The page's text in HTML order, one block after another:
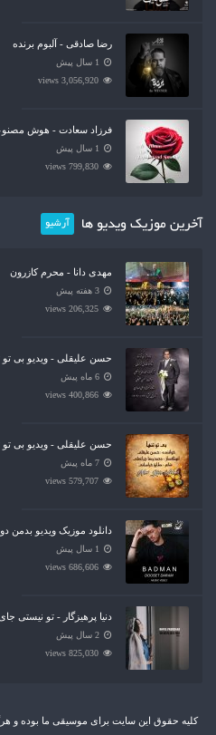
رضا صادقی - آلبوم برنده
1 سال پیش
3,056,920 views
فرزاد سعادت - هوش
1 سال پیش
799,830 views
آخرین موزیک ویدیو ها آرشیو
مهدی دانا - محرم کازرون
3 هفته پیش
206,325 views
حسن علیقلی - ویدیو بی تو
6 ماه پیش
400,866 views
حسن علیقلی - ویدیو بی تو
7 ماه پیش
579,707 views
دانلود موزیک ویدیو بدمن
1 سال پیش
686,606 views
دنیا پرهیزگار - تو نیستی
2 سال پیش
825,030 views
کلیه حقوق این سایت برای موسیقی ما بوده و